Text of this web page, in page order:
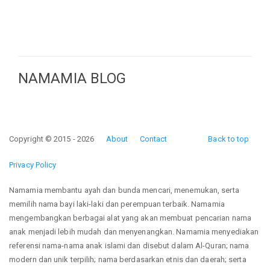
NAMAMIA BLOG
Back to top
Copyright © 2015 - 2026 About Contact
Privacy Policy
Namamia membantu ayah dan bunda mencari, menemukan, serta
memilih nama bayi laki-laki dan perempuan terbaik. Namamia
mengembangkan berbagai alat yang akan membuat pencarian nama
anak menjadi lebih mudah dan menyenangkan. Namamia menyediakan
referensi nama-nama anak islami dan disebut dalam Al-Quran; nama
modern dan unik terpilih; nama berdasarkan etnis dan daerah; serta